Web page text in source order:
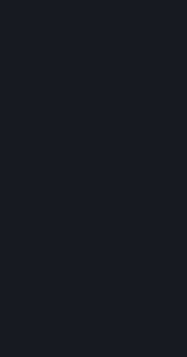
© 2026 Valve Corporation. Minden
tulajdonosaiké az Egyesült
Minden ár tartalmazza az áfát, ahol